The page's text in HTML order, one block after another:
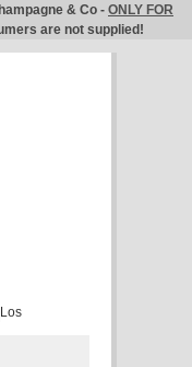
& Co - ONLY FOR
are not supplied!